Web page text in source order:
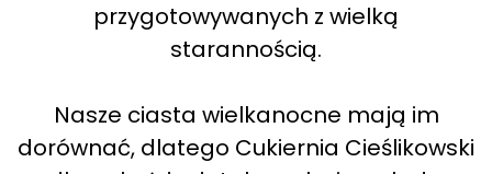
przygotowywanych z wielką
starannością.
Nasze ciasta wielkanocne mają im
dorównać, dlatego Cukiernia Cieślikowski